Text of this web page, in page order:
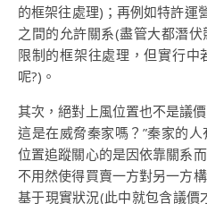
的框架往處理)；再例如特許運
之間的允許關系(盡管大都潛
限制的框架往處理，但實行
呢?)。
其次，絕對上風位置也不是議
這是在威脅秦家嗎？”秦家的
位置追蹤關心的是因依靠關系
不用然使得買賣一方對另一方
基于現實狀況(此中就包含議價